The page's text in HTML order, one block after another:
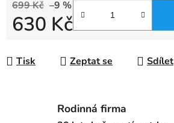
699 Kč –9 %
630 Kč
Tisk Zeptat se Sdílet
Rodinná firma